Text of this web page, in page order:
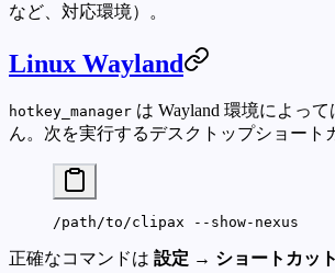
など、対応環境）。
Linux Wayland
hotkey_manager は Wayland 環境によっ
ん。次を実行するデスクトップショート
/path/to/clipax --show-nexus
正確なコマンドは 設定 → ショートカット